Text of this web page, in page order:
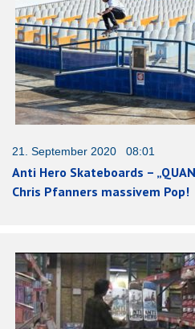
21. September 2020 08:01
Anti Hero Skateboards –
Chris Pfanners massivem Pop!